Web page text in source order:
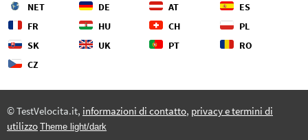
powerline, perché riesce a gestire lo
streaming 4K e i giochi, e a cosa fare
attenzione con le vecchie
NET DE AT
ES
FR
HU CH
PL
SK
UK PT
RO
CZ
© TestVelocita.it, informazioni di contatto, privacy e termini di
utilizzo Theme light/dark